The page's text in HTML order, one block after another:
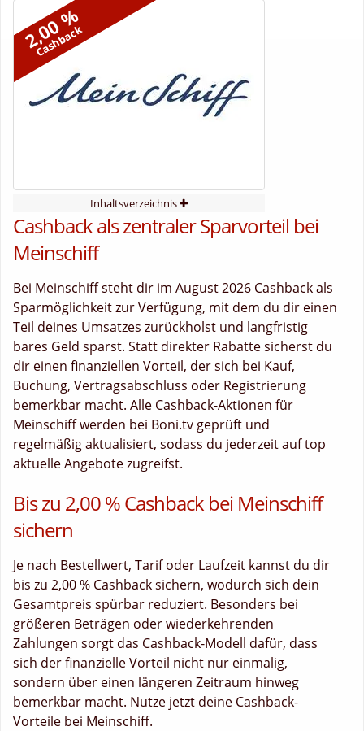
2,00 %
Cashback
Inhaltsverzeichnis
Cashback als zentraler Sparvorteil bei
Meinschiff
Bei Meinschiff steht dir im August 2026 Cashback als
Sparmöglichkeit zur Verfügung, mit dem du dir einen
Teil deines Umsatzes zurückholst und langfristig
bares Geld sparst. Statt direkter Rabatte sicherst du
dir einen finanziellen Vorteil, der sich bei Kauf,
Buchung, Vertragsabschluss oder Registrierung
bemerkbar macht. Alle Cashback-Aktionen für
Meinschiff werden bei Boni.tv geprüft und
regelmäßig aktualisiert, sodass du jederzeit auf top
aktuelle Angebote zugreifst.
Bis zu 2,00 % Cashback bei Meinschiff
sichern
Je nach Bestellwert, Tarif oder Laufzeit kannst du dir
bis zu 2,00 % Cashback sichern, wodurch sich dein
Gesamtpreis spürbar reduziert. Besonders bei
größeren Beträgen oder wiederkehrenden
Zahlungen sorgt das Cashback-Modell dafür, dass
sich der finanzielle Vorteil nicht nur einmalig,
sondern über einen längeren Zeitraum hinweg
bemerkbar macht. Nutze jetzt deine Cashback-
Vorteile bei Meinschiff.